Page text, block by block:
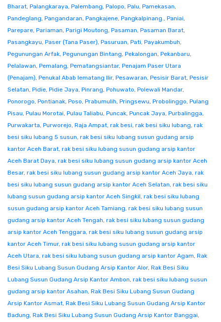
Bharat, Palangkaraya, Palembang, Palopo, Palu, Pamekasan,
Pandeglang, Pangandaran, Pangkajene, Pangkalpinang., Paniai,
Parepare, Pariaman, Parigi Moutong, Pasaman, Pasaman Barat,
Pasangkayu, Paser (Tana Paser), Pasuruan, Pati, Payakumbuh,
Pegunungan Arfak, Pegunungan Bintang, Pekalongan, Pekanbaru,
Pelalawan, Pemalang, Pematangsiantar, Penajam Paser Utara
(Penajam), Penukal Abab lematang Ilir, Pesawaran, Pesisir Barat, Pesisir
Selatan, Pidie, Pidie Jaya, Pinrang, Pohuwato, Polewali Mandar,
Ponorogo, Pontianak, Poso, Prabumulih, Pringsewu, Probolinggo, Pulang
Pisau, Pulau Morotai, Pulau Taliabu, Puncak, Puncak Jaya, Purbalingga,
Purwakarta, Purworejo, Raja Ampat, rak besi, rak besi siku lubang, rak
besi siku lubang 5 susun, rak besi siku lubang susun gudang arsip
kantor Aceh Barat, rak besi siku lubang susun gudang arsip kantor
Aceh Barat Daya, rak besi siku lubang susun gudang arsip kantor Aceh
Besar, rak besi siku lubang susun gudang arsip kantor Aceh Jaya, rak
besi siku lubang susun gudang arsip kantor Aceh Selatan, rak besi siku
lubang susun gudang arsip kantor Aceh Singkil, rak besi siku lubang
susun gudang arsip kantor Aceh Tamiang, rak besi siku lubang susun
gudang arsip kantor Aceh Tengah, rak besi siku lubang susun gudang
arsip kantor Aceh Tenggara, rak besi siku lubang susun gudang arsip
kantor Aceh Timur, rak besi siku lubang susun gudang arsip kantor
Aceh Utara, rak besi siku lubang susun gudang arsip kantor Agam, Rak
Besi Siku Lubang Susun Gudang Arsip Kantor Alor, Rak Besi Siku
Lubang Susun Gudang Arsip Kantor Ambon, rak besi siku lubang susun
gudang arsip kantor Asahan, Rak Besi Siku Lubang Susun Gudang
Arsip Kantor Asmat, Rak Besi Siku Lubang Susun Gudang Arsip Kantor
Badung, Rak Besi Siku Lubang Susun Gudang Arsip Kantor Banggai,